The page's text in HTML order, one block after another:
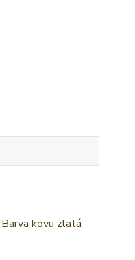
kovu zlatá